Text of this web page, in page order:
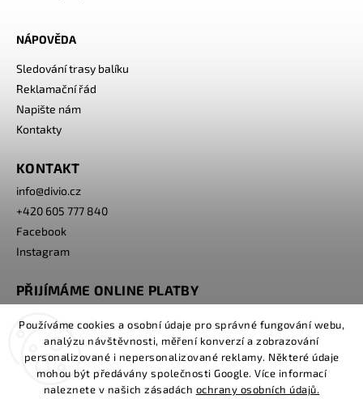
Používáme cookies a osobní údaje pro správné fungování webu,
analýzu návštěvnosti, měření konverzí a zobrazování
personalizované i nepersonalizované reklamy. Některé údaje
mohou být předávány společnosti Google. Více informací
naleznete v našich zásadách ochrany osobních údajů.
NÁPOVĚDA
Sledování trasy balíku
Reklamační řád
Napište nám
Kontakty
KONTAKT
info@divio.cz
+420 605 777 840
Facebook
Instagram
PŘIJÍMÁME ONLINE PLATBY